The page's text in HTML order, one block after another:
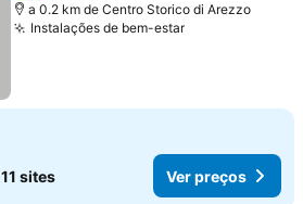
a 0.2 km de Centro Storico di Arezzo
Instalações de bem-estar
11 sites Ver preços